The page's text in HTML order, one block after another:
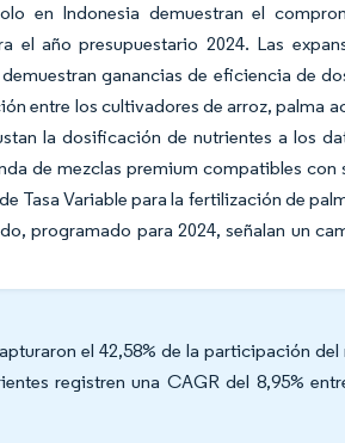
en Indonesia demuestran el
el año presupuestario 2024. Las
ganancias de eficiencia de
entre los cultivadores de arroz, palma
la dosificación de nutrientes a los
de mezclas premium compatibles
Tasa Variable para la fertilización de
programado para 2024, señalan un
el 42,58% de la participación
registren una CAGR del 8,95%